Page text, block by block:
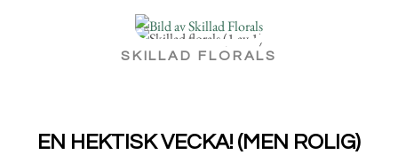
SKILLAD FLORALS
EN HEKTISK VECKA! (MEN ROLIG)